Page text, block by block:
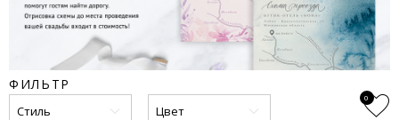
ФИЛЬТР
Стиль Цвет
0